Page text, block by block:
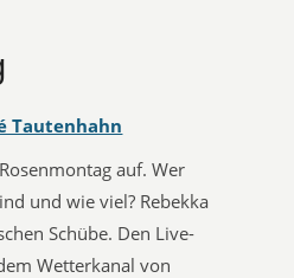
Tautenhahn
auf. Wer
und wie viel? Rebekka
Schübe. Den Live-
Wetterkanal von